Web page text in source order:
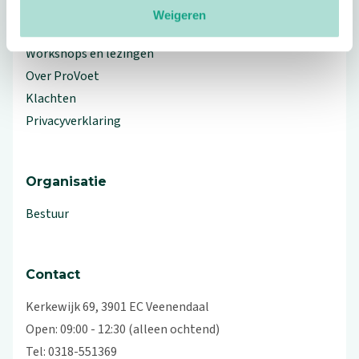
Weigeren
Workshops en lezingen
Over ProVoet
Klachten
Privacyverklaring
Organisatie
Bestuur
Contact
Kerkewijk 69, 3901 EC Veenendaal
Open: 09:00 - 12:30 (alleen ochtend)
Tel: 0318-551369